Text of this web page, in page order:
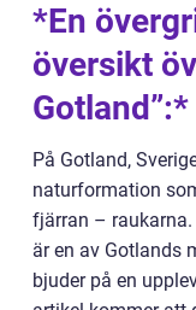
*En
översikt
Gotland”:*
På Gotland,
naturformation
fjärran –
är en av Gotlands
bjuder på en